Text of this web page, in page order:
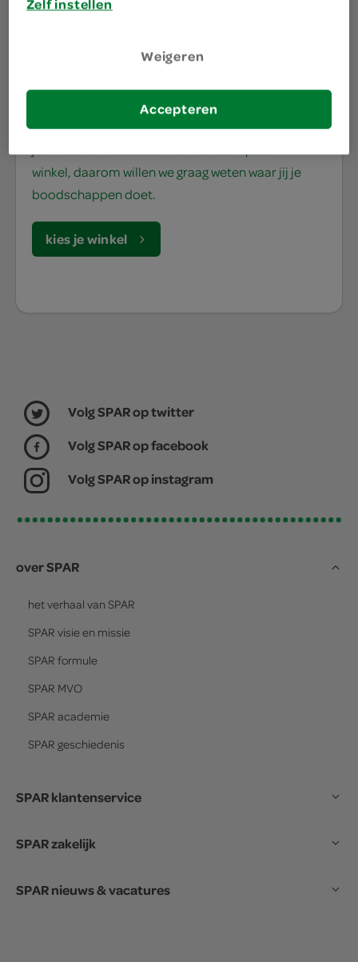
waar doe jij je
boodschappen?
Je bestelt de boodschappen bij de lokale SPAR in
winkel, daarom willen we graag weten waar jij je
boodschappen doet.
kies je winkel
Volg SPAR op twitter
Volg SPAR op facebook
Volg SPAR op instagram
over SPAR
het verhaal van SPAR
SPAR visie en missie
SPAR formule
SPAR MVO
SPAR academie
SPAR geschiedenis
SPAR klantenservice
SPAR zakelijk
SPAR nieuws & vacatures
Zelf instellen
Weigeren
Accepteren